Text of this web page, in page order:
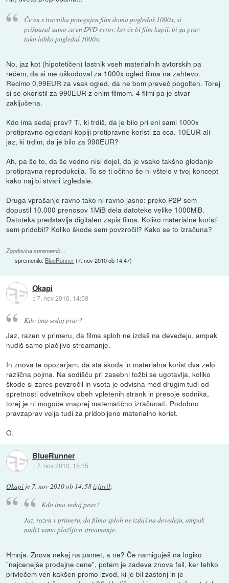
Če en s travnika potegnjen film doma pogledaš 1000x, si
prišparal samo za en DVD evrov, ker če bi film kupil, bi ga prav
tako lahko pogledal 1000x.
No, jaz kot (hipotetičen) lastnik vseh materialnih avtorskih pa
rečem, da si me oškodoval za 1000x ogled filma na zahtevo.
Recimo 0,99EUR za vsak ogled, da ne bom preveč pogolten. Torej
si se okoristil za 990EUR z enim filmom. 4 filmi pa je stvar
zaključena.
Kdo ima sedaj prav? Ti, ki trdiš, da je bilo pri eni sami 1000x
protipravno ogledani kopiji protipravne koristi za cca. 10EUR ali
jaz, ki trdim, da je bilo za 990EUR?
Ah, pa še to, da še vedno nisi dojel, da je vsako takšno gledanje
protipravna reprodukcija. To se ti očitno še ni vštelo v tvoj koncept
kako naj bi stvari izgledale.
Druga vprašanje ravno tako ni ravno jasno: preko P2P sem
dopustil 10.000 prenosov 1MiB dela datoteke velike 1000MiB.
Datoteka predstavlja digitalen zapis filma. Koliko materialne koristi
sem pridobil? Koliko škode sem povzročil? Kako se to izračuna?
Zgodovina sprememb…
spremenilo: BlueRunner(7. nov 2010 ob 14:47)
Okapi
::7. nov 2010, 14:58
Kdo ima sedaj prav?
Jaz, razen v primeru, da filma sploh ne izdaš na devedeju, ampak
nudiš samo plačljivo streamanje.
In znova te opozarjam, da sta škoda in materialna korist dva zelo
različna pojma. Na sodišču pri zasebni tožbi se ugotavlja, koliko
škode si zares povzročil in vsota je odvisna med drugim tudi od
spretnosti odvetnikov obeh vpletenih strank in presoje sodnika,
torej je ni mogoče vnaprej matematično izračunati. Podobno
pravzaprav velja tudi za pridobljeno materialno korist.
O.
BlueRunner
::7. nov 2010, 15:15
Okapi je 7. nov 2010 ob 14:58izjavil:
Kdo ima sedaj prav?
Jaz, razen v primeru, da filma sploh ne izdaš na devedeju, ampak
nudiš samo plačljivo streamanje.
Hmnja. Znova nekaj na pamet, a ne? Če namiguješ na logiko
"najcenejše prodajne cene", potem je zadeva znova fail, ker lahko
privlečem ven kakšen promo izvod, ki je bil zastonj in je